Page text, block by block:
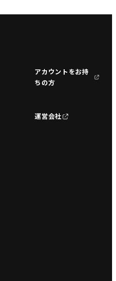
アカウントをお持
ちの方
運営会社